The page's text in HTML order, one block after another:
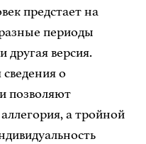
предстает на
периоды
версия.
о
позволяют
а тройной